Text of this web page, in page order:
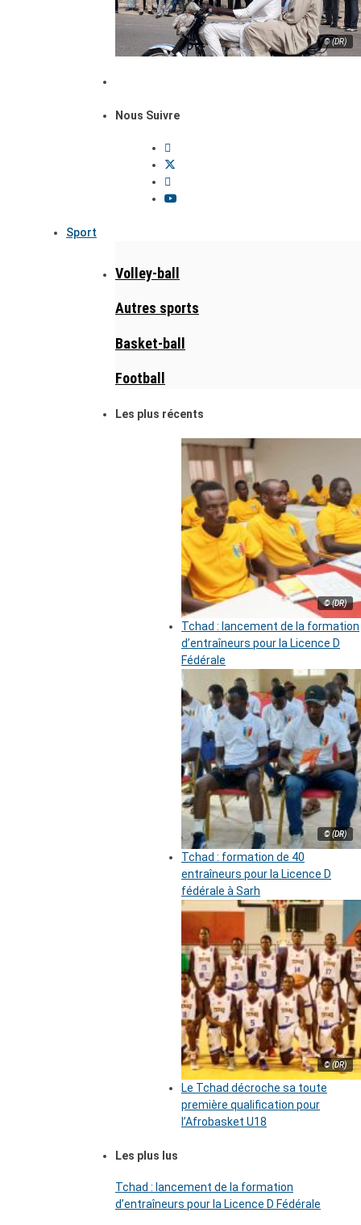
© (DR)
Nous Suivre
Sport
Volley-ball
Autres sports
Basket-ball
Football
Les plus récents
© (DR)
Tchad : lancement de la formation
d’entraîneurs pour la Licence D
Fédérale
© (DR)
Tchad : formation de 40
entraîneurs pour la Licence D
fédérale à Sarh
© (DR)
Le Tchad décroche sa toute
première qualification pour
l’Afrobasket U18
Les plus lus
Tchad : lancement de la formation
d’entraîneurs pour la Licence D Fédérale